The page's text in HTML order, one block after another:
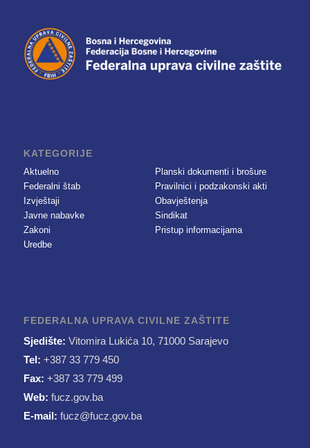
KATEGORIJE
Aktuelno
Federalni štab
Izvještaji
Javne nabavke
Zakoni
Uredbe
Planski dokumenti i brošure
Pravilnici i podzakonski akti
Obavještenja
Sindikat
Pristup informacijama
FEDERALNA UPRAVA CIVILNE ZAŠTITE
Sjedište: Vitomira Lukića 10, 71000 Sarajevo
Tel: +387 33 779 450
Fax: +387 33 779 499
Web: fucz.gov.ba
E-mail: fucz@fucz.gov.ba